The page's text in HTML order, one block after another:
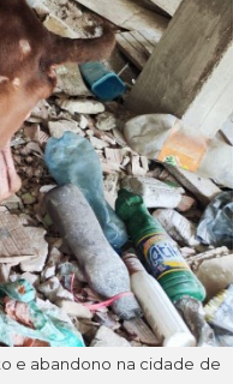
e abandono na cidade de